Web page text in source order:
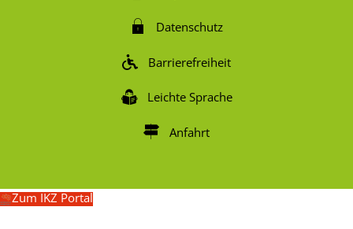
Datenschutz
Barrierefreiheit
Leichte Sprache
Anfahrt
Zum IKZ Portal